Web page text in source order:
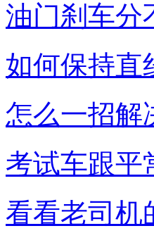
油门刹车分
如何保持直
怎么一招解
考试车跟平
看看老司机